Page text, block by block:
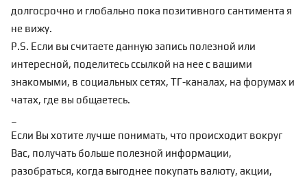
долгосрочно и глобально пока позитивного сантимента я
не вижу.
P.S. Если вы считаете данную запись полезной или
интересной, поделитесь ссылкой на нее с вашими
знакомыми, в социальных сетях, ТГ-каналах, на форумах и
чатах, где вы общаетесь.
Если Вы хотите лучше понимать, что происходит вокруг
Вас, получать больше полезной информации,
разобраться, когда выгоднее покупать валюту, акции,